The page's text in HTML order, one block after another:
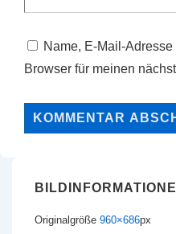
Name, E-Mail-
Browser für meinen
Originalgröße 960×686px